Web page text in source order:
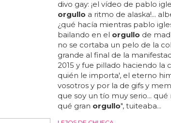
El vídeo de pablo iglesias
divo gay: ¡el vídeo de pablo
orgulloa ritmo de alaska!...
¿qué hacía mientras pablo
bailando en elorgullo de
no se cortaba un pelo de la
grande al final de la
2015 y fue pillado haciendo la
quién le importa', el eterno
vosotros y por la de gifs y
que soy un tío muy serio... qué